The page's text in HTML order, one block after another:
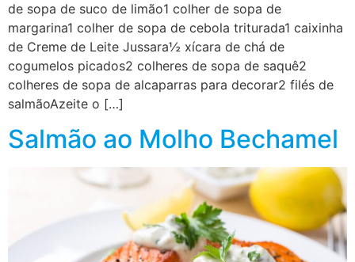
de sopa de suco de limão1 colher de sopa de
margarina1 colher de sopa de cebola triturada1 caixinha
de Creme de Leite Jussara½ xícara de chá de
cogumelos picados2 colheres de sopa de saquê2
colheres de sopa de alcaparras para decorar2 filés de
salmãoAzeite o […]
Salmão ao Molho Bechamel